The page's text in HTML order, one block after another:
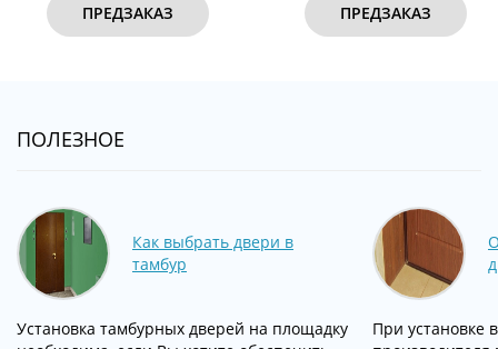
ПРЕДЗАКАЗ ПРЕДЗАКАЗ
ПОЛЕЗНОЕ
Как выбрать двери в
тамбур
Установка тамбурных дверей на площадку
При установке